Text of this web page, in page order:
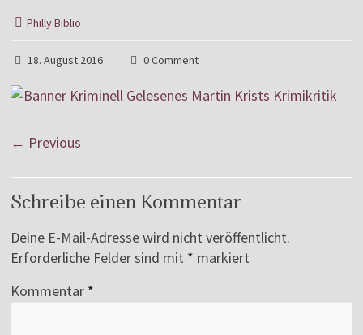
Philly Biblio
18. August 2016 0 Comment
← Previous
Schreibe einen Kommentar
Deine E-Mail-Adresse wird nicht veröffentlicht.
Erforderliche Felder sind mit * markiert
Kommentar *